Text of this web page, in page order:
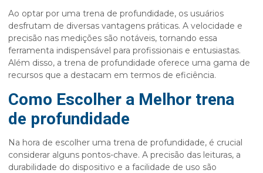
Ao optar por uma trena de profundidade, os usuários
desfrutam de diversas vantagens práticas. A velocidade e
precisão nas medições são notáveis, tornando essa
ferramenta indispensável para profissionais e entusiastas.
Além disso, a trena de profundidade oferece uma gama de
recursos que a destacam em termos de eficiência.
Como Escolher a Melhor trena
de profundidade
Na hora de escolher uma trena de profundidade, é crucial
considerar alguns pontos-chave. A precisão das leituras, a
durabilidade do dispositivo e a facilidade de uso são